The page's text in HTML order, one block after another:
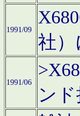
1991/09
社
1991/06
ンド